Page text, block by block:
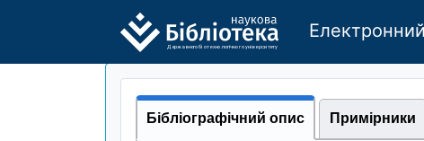
Державного бі отехно логічно го універси тету
Бібліографічний опис Примірники